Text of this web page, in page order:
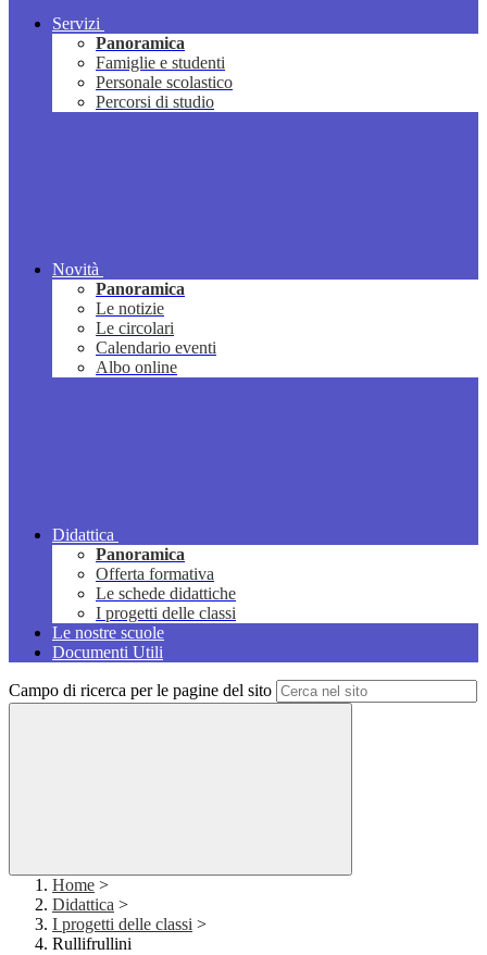
Servizi
Panoramica
Famiglie e studenti
Personale scolastico
Percorsi di studio
Novità
Panoramica
Le notizie
Le circolari
Calendario eventi
Albo online
Didattica
Panoramica
Offerta formativa
Le schede didattiche
I progetti delle classi
Le nostre scuole
Documenti Utili
Campo di ricerca per le pagine del sito
Home >
Didattica >
I progetti delle classi >
Rullifrullini